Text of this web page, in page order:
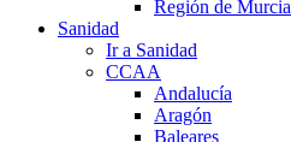
Región de Murcia
Sanidad
Ir a Sanidad
CCAA
Andalucía
Aragón
Baleares